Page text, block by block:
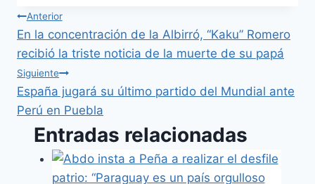
Anterior
En la concentración de la Albirró, “Kaku” Romero
recibió la triste noticia de la muerte de su papá
Siguiente
España jugará su último partido del Mundial ante
Perú en Puebla
Entradas relacionadas